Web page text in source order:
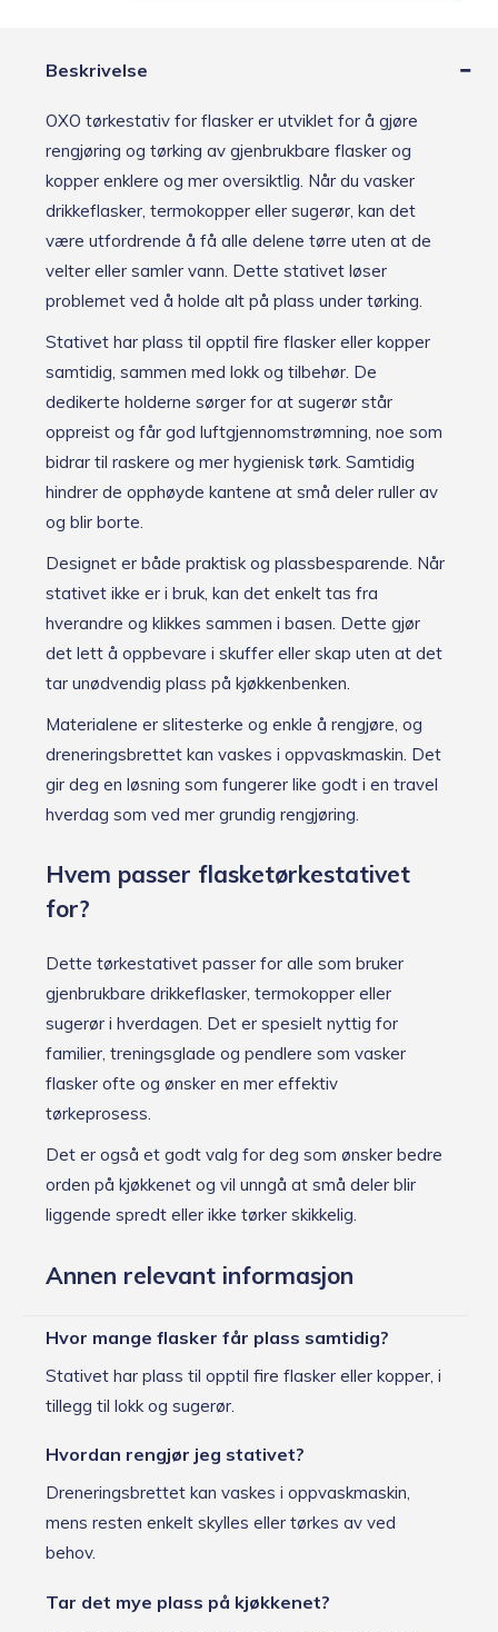
sugerørBeskrivelse
OXO tørkestativ for flasker er utviklet for å gjøre
rengjøring og tørking av gjenbrukbare flasker og
kopper enklere og mer oversiktlig. Når du vasker
drikkeflasker, termokopper eller sugerør, kan det
være utfordrende å få alle delene tørre uten at de
velter eller samler vann. Dette stativet løser
problemet ved å holde alt på plass under tørking.
Stativet har plass til opptil fire flasker eller kopper
samtidig, sammen med lokk og tilbehør. De
dedikerte holderne sørger for at sugerør står
oppreist og får god luftgjennomstrømning, noe som
bidrar til raskere og mer hygienisk tørk. Samtidig
hindrer de opphøyde kantene at små deler ruller av
og blir borte.
Designet er både praktisk og plassbesparende. Når
stativet ikke er i bruk, kan det enkelt tas fra
hverandre og klikkes sammen i basen. Dette gjør
det lett å oppbevare i skuffer eller skap uten at det
tar unødvendig plass på kjøkkenbenken.
Materialene er slitesterke og enkle å rengjøre, og
dreneringsbrettet kan vaskes i oppvaskmaskin. Det
gir deg en løsning som fungerer like godt i en travel
hverdag som ved mer grundig rengjøring.
Hvem passer flasketørkestativet
for?
Dette tørkestativet passer for alle som bruker
gjenbrukbare drikkeflasker, termokopper eller
sugerør i hverdagen. Det er spesielt nyttig for
familier, treningsglade og pendlere som vasker
flasker ofte og ønsker en mer effektiv
tørkeprosess.
Det er også et godt valg for deg som ønsker bedre
orden på kjøkkenet og vil unngå at små deler blir
liggende spredt eller ikke tørker skikkelig.
Annen relevant informasjon
Hvor mange flasker får plass samtidig?
Stativet har plass til opptil fire flasker eller kopper, i
tillegg til lokk og sugerør.
Hvordan rengjør jeg stativet?
Dreneringsbrettet kan vaskes i oppvaskmaskin,
mens resten enkelt skylles eller tørkes av ved
behov.
Tar det mye plass på kjøkkenet?